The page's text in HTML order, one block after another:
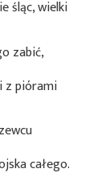
śląc, wielki
zabić,
z piórami
całego.